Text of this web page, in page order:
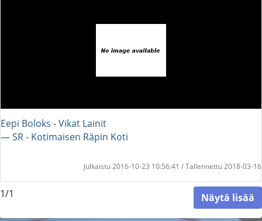
Eepi Boloks - Vikat Lainit
― SR - Kotimaisen Räpin Koti
Julkaistu 2016-10-23 10:56:41 / Tallennettu 2018-03-16
1/1 Näytä lisää